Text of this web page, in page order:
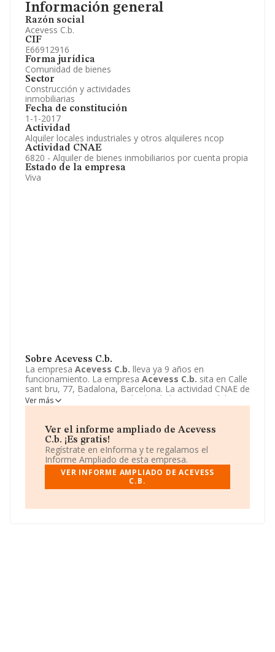
Información general
Razón social
Acevess C.b.
CIF
E66912916
Forma jurídica
Comunidad de bienes
Sector
Construcción y actividades
inmobiliarias
Fecha de constitución
1-1-2017
Actividad
Alquiler locales industriales y otros alquileres ncop
Actividad CNAE
6820 - Alquiler de bienes inmobiliarios por cuenta propia
Estado de la empresa
Viva
Sobre Acevess C.b.
La empresa Acevess C.b. lleva ya 9 años en
funcionamiento. La empresa Acevess C.b. sita en Calle
sant bru, 77, Badalona, Barcelona. La actividad CNAE de
esta compañía es 6820 - Alquiler de bienes inmobiliarios
por cuenta propia. La empreaAcevess C.b.se registra
Ver más
Ver el informe ampliado de Acevess
C.b. ¡Es gratis!
Regístrate en eInforma y te regalamos el
Informe Ampliado de esta empresa.
VER INFORME AMPLIADO DE ACEVESS
C.B.